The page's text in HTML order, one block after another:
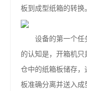
板到成型纸箱的转换。
设备的第一个任
的认知是，开箱机只
仓中的纸箱板储存
板准确分离并送入成